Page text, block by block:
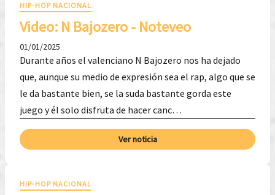
HIP-HOP NACIONAL
Video: N Bajozero - Noteveo
01/01/2025
Durante años el valenciano N Bajozero nos ha dejado
que, aunque su medio de expresión sea el rap, algo que se
le da bastante bien, se la suda bastante gorda este
juego y él solo disfruta de hacer canc…
Ver noticia
HIP-HOP NACIONAL